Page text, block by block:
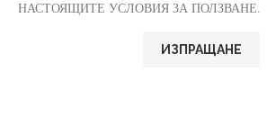
НАСТОЯЩИТЕ УСЛОВИЯ ЗА ПОЛЗВАНЕ.